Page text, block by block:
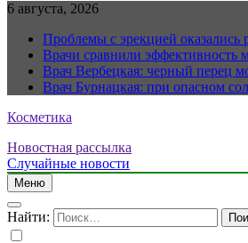
6 августа, 2026
Проблемы с эрекцией оказались
Врачи сравнили эффективность
Врач Вербецкая: черный перец
Врач Бурнацкая: при опасном
Косметика
Новостная рассылка
Случайные новости
Меню
Найти: